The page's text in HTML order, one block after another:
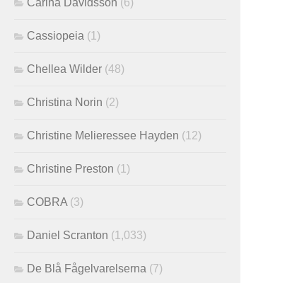
Carina Davidsson (6)
Cassiopeia (1)
Chellea Wilder (48)
Christina Norin (2)
Christine Melieressee Hayden (12)
Christine Preston (1)
COBRA (3)
Daniel Scranton (1,033)
De Blå Fågelvarelserna (7)